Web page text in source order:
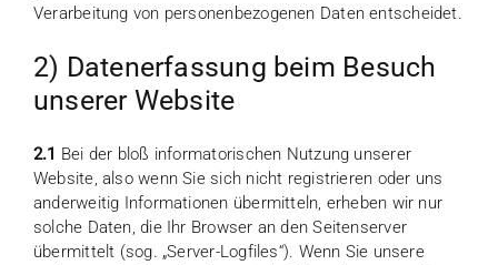
Verarbeitung von personenbezogenen Daten entscheidet.
2) Datenerfassung beim Besuch
unserer Website
2.1 Bei der bloß informatorischen Nutzung unserer
Website, also wenn Sie sich nicht registrieren oder uns
anderweitig Informationen übermitteln, erheben wir nur
solche Daten, die Ihr Browser an den Seitenserver
übermittelt (sog. „Server-Logfiles“). Wenn Sie unsere